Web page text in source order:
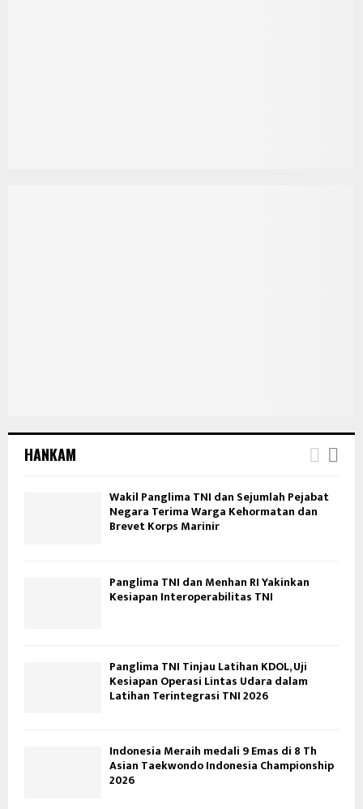
HANKAM
Wakil Panglima TNI dan Sejumlah Pejabat
Negara Terima Warga Kehormatan dan
Brevet Korps Marinir
Panglima TNI dan Menhan RI Yakinkan
Kesiapan Interoperabilitas TNI
Panglima TNI Tinjau Latihan KDOL, Uji
Kesiapan Operasi Lintas Udara dalam
Latihan Terintegrasi TNI 2026
Indonesia Meraih medali 9 Emas di 8 Th
Asian Taekwondo Indonesia Championship
2026